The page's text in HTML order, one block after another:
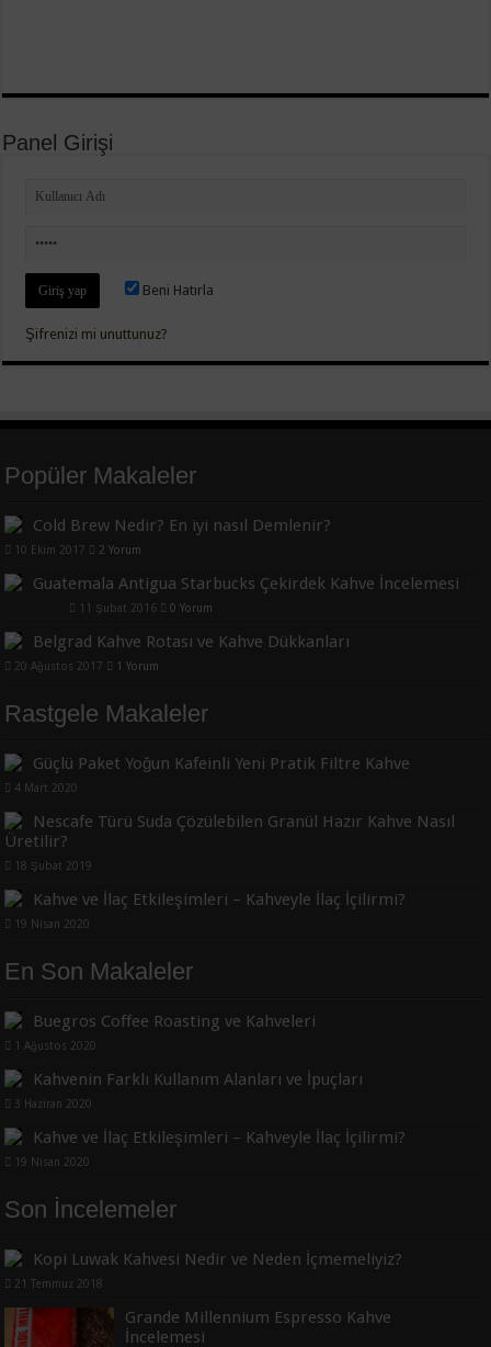
Panel Girişi
Beni Hatırla
Şifrenizi mi unuttunuz?
Popüler Makaleler
Cold Brew Nedir? En iyi nasıl Demlenir?
10 Ekim 2017 2 Yorum
Guatemala Antigua Starbucks Çekirdek Kahve İncelemesi
11 Şubat 2016 0 Yorum
Belgrad Kahve Rotası ve Kahve Dükkanları
20 Ağustos 2017 1 Yorum
Rastgele Makaleler
Güçlü Paket Yoğun Kafeinli Yeni Pratik Filtre Kahve
4 Mart 2020
Nescafe Türü Suda Çözülebilen Granül Hazır Kahve Nasıl
Üretilir?
18 Şubat 2019
Kahve ve İlaç Etkileşimleri – Kahveyle İlaç İçilirmi?
19 Nisan 2020
En Son Makaleler
Buegros Coffee Roasting ve Kahveleri
1 Ağustos 2020
Kahvenin Farklı Kullanım Alanları ve İpuçları
3 Haziran 2020
Kahve ve İlaç Etkileşimleri – Kahveyle İlaç İçilirmi?
19 Nisan 2020
Son İncelemeler
Kopi Luwak Kahvesi Nedir ve Neden İçmemeliyiz?
21 Temmuz 2018
Grande Millennium Espresso Kahve
İncelemesi